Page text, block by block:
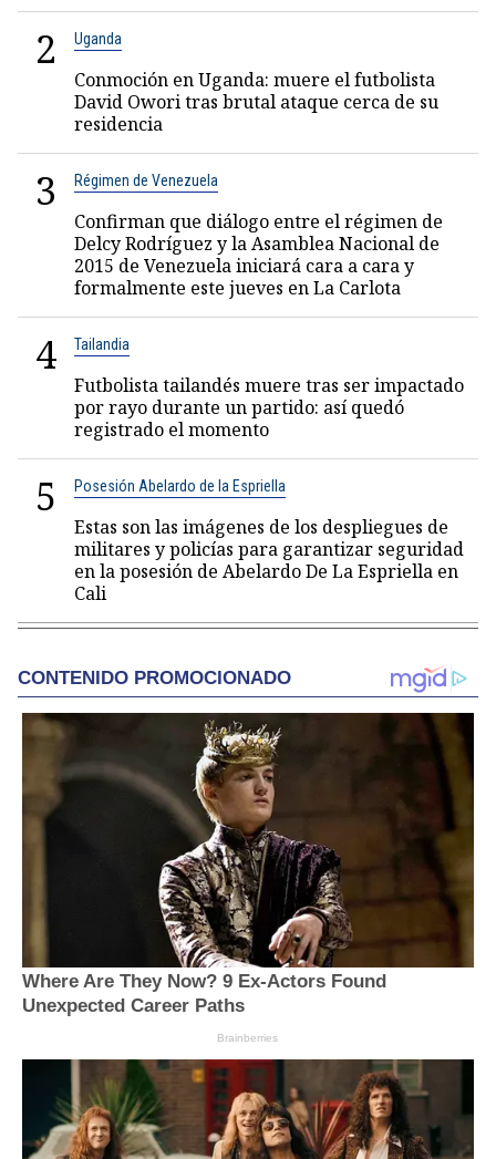
2 Uganda
Conmoción en Uganda: muere el futbolista
David Owori tras brutal ataque cerca de su
residencia
3 Régimen de Venezuela
Confirman que diálogo entre el régimen de
Delcy Rodríguez y la Asamblea Nacional de
2015 de Venezuela iniciará cara a cara y
formalmente este jueves en La Carlota
4 Tailandia
Futbolista tailandés muere tras ser impactado
por rayo durante un partido: así quedó
registrado el momento
5 Posesión Abelardo de la Espriella
Estas son las imágenes de los despliegues de
militares y policías para garantizar seguridad
en la posesión de Abelardo De La Espriella en
Cali